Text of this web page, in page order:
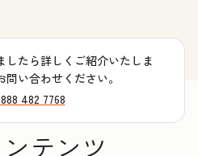
したら詳しくご紹介いたしま
い合わせください。
482 7768
テンツ